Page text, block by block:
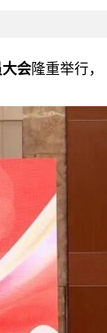
会隆重举行，